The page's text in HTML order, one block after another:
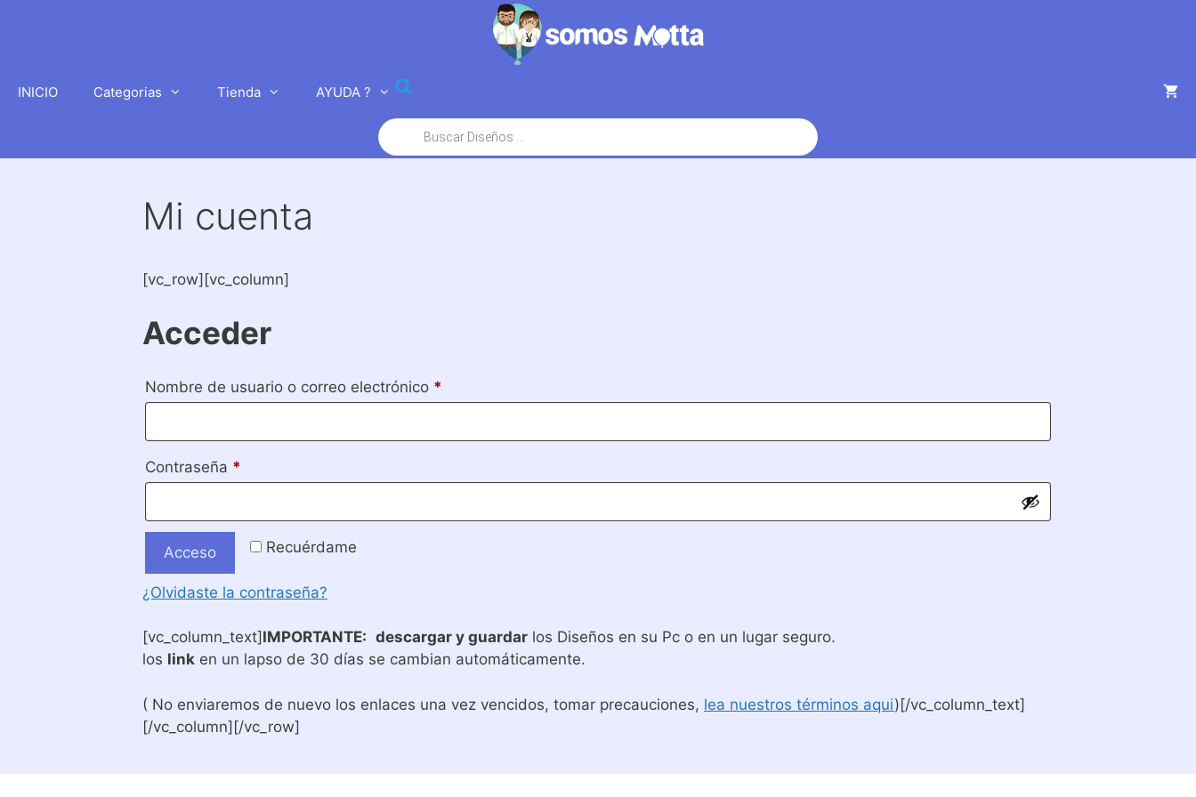
INICIO Categorias Tienda AYUDA ?
Búsqueda
de
productos
Mi cuenta
[vc_row][vc_column]
Acceder
Nombre de usuario o correo electrónico *
Contraseña *
Recuérdame
Acceso
¿Olvidaste la contraseña?
[vc_column_text] IMPORTANTE: descargar y guardar los Diseños en su Pc o en un lugar seguro.
los link en un lapso de 30 días se cambian automáticamente.
( No enviaremos de nuevo los enlaces una vez vencidos, tomar precauciones, lea nuestros términos aqui)[/vc_column_text]
[/vc_column][/vc_row]